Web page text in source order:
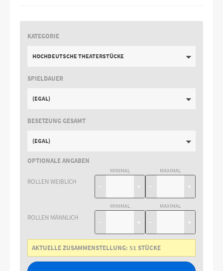
KATEGORIE
HOCHDEUTSCHE THEATERSTÜCKE
SPIELDAUER
(EGAL)
BESETZUNG GESAMT
(EGAL)
OPTIONALE ANGABEN
ROLLEN WEIBLICH
MINIMAL
− +
MAXIMAL
− +
ROLLEN MÄNNLICH
MINIMAL
− +
MAXIMAL
− +
AKTUELLE ZUSAMMENSTELLUNG: 51 STÜCKE